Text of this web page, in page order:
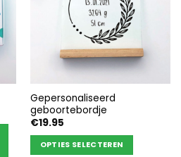
Gepersonaliseerd
geboortebordje
€19.95
OPTIES SELECTEREN